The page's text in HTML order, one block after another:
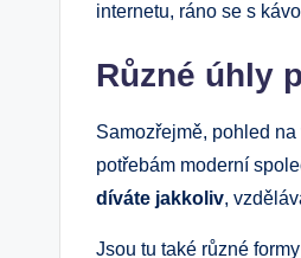
internetu, ráno se s
Různé úhly
Samozřejmě, pohled
potřebám moderní
díváte jakkoliv,
Jsou tu také různé